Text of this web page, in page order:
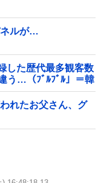
ネルが…
した歴代最多観客数
う…（ﾌﾞﾙﾌﾞﾙ」＝韓
れたお父さん、グ